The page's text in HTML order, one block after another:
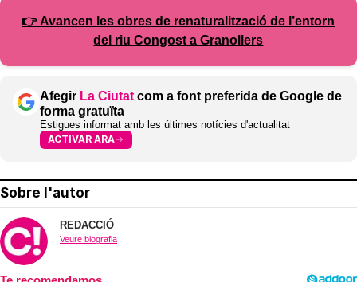
👉 Avancen les obres de renaturalització de l’entorn
del riu Congost a Granollers
Afegir La Ciutat com a font preferida de Google de
forma gratuïta
Estigues informat amb les últimes notícies d'actualitat
ACTIVAR ARA
Sobre l'autor
REDACCIÓ
Veure biografia